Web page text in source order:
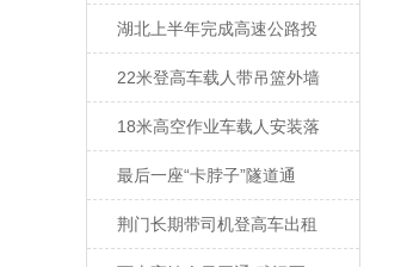
湖北上半年完成高速公路投
22米登高车载人带吊篮外墙
18米高空作业车载人安装落
最后一座“卡脖子”隧道通
荆门长期带司机登高车出租